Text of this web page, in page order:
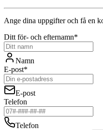
Ange dina uppgifter och få en
Ditt för- och efternamn*
Namn
E-post*
E-post
Telefon
Telefon